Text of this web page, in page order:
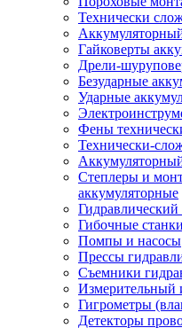
Технически
Гайковерты
Дрели-
Безударные
Ударные
Фены
Технически-
Степлеры и
аккумуляторные
Гибочные
Помпы и насосы
Прессы
Съемники
Измерительный
Гигрометры
Детекторы